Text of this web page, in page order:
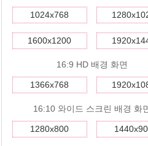
1024x768
1600x1200
16:9 HD 배경 화면
1366x768
16:10 와이드 스크린 배경 화
1280x800